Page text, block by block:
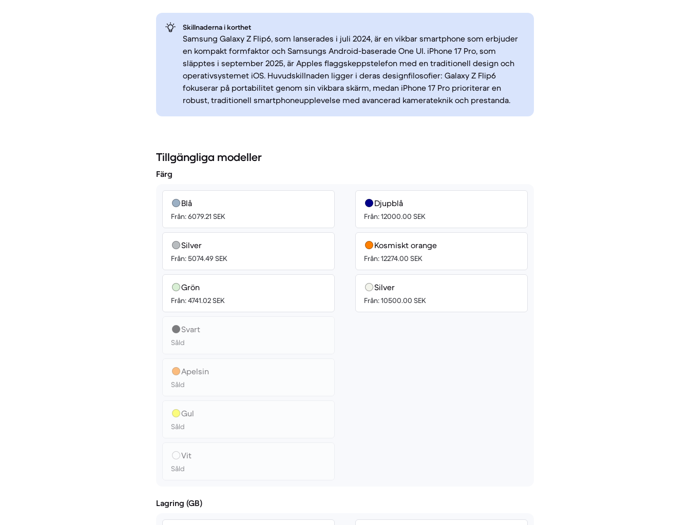
Skillnaderna i korthet
Samsung Galaxy Z Flip6, som lanserades i juli 2024, är en vikbar smartphone som erbjuder
en kompakt formfaktor och Samsungs Android-baserade One UI. iPhone 17 Pro, som
släpptes i september 2025, är Apples flaggskeppstelefon med en traditionell design och
operativsystemet iOS. Huvudskillnaden ligger i deras designfilosofier: Galaxy Z Flip6
fokuserar på portabilitet genom sin vikbara skärm, medan iPhone 17 Pro prioriterar en
robust, traditionell smartphoneupplevelse med avancerad kamerateknik och prestanda.
Tillgängliga modeller
Färg
Blå
Från: 6079.21 SEK
Silver
Från: 5074.49 SEK
Grön
Från: 4741.02 SEK
Svart
Såld
Apelsin
Såld
Gul
Såld
Vit
Såld
Djupblå
Från: 12000.00 SEK
Kosmiskt orange
Från: 12274.00 SEK
Silver
Från: 10500.00 SEK
Lagring (GB)